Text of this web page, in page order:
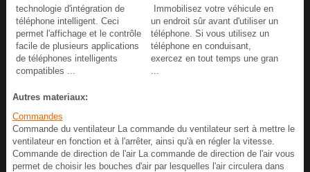
technologie d'intégration de
téléphone intelligent. Ceci
permet l'affichage et le contrôle
facile de plusieurs applications
de téléphones intelligents
compatibles ...
Immobilisez votre véhicule en
un endroit sûr avant d'utiliser un
téléphone. Si vous utilisez un
téléphone en conduisant,
exercez en tout temps une gran
Autres materiaux:
Commandes
Commande du ventilateur La commande du ventilateur sert à mettre le
ventilateur en fonction et à l'arrêter, ainsi qu'à en régler la vitesse.
Commande de direction de l'air La commande de direction de l'air vous
permet de choisir les bouches d'air par lesquelles l'air circulera dans